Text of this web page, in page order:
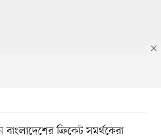
ক্রিকেট সমর্থকেরা